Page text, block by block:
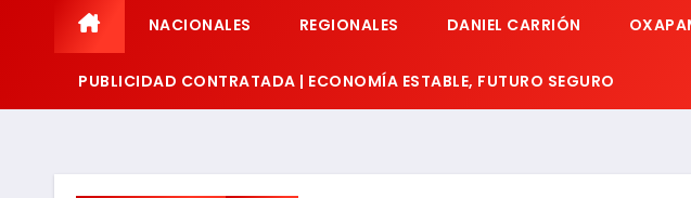
NACIONALES REGIONALES DANIEL CARRIÓN
PUBLICIDAD CONTRATADA | ECONOMÍA ESTABLE, FUTURO SEGURO